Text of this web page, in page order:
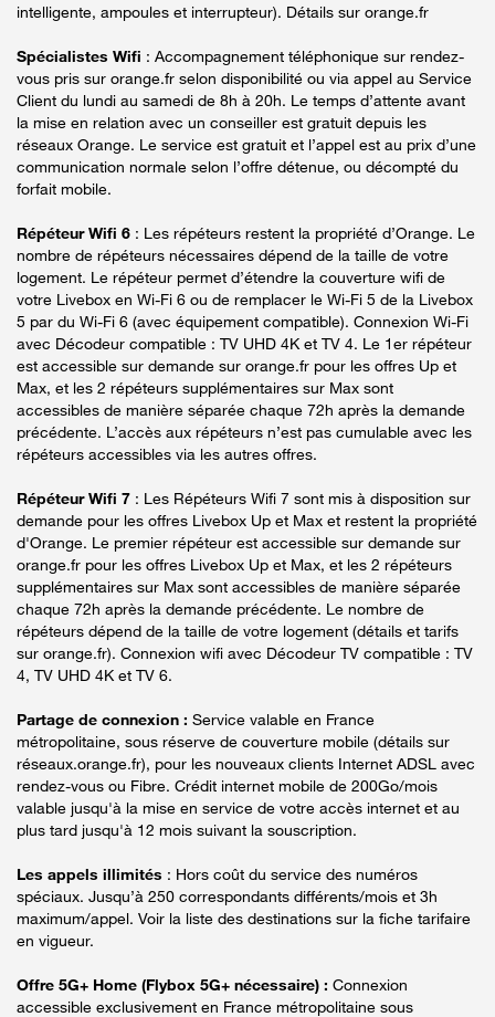
intelligente, ampoules et interrupteur). Détails sur orange.fr
Spécialistes Wifi : Accompagnement téléphonique sur rendez-
vous pris sur orange.fr selon disponibilité ou via appel au Service
Client du lundi au samedi de 8h à 20h. Le temps d’attente avant
la mise en relation avec un conseiller est gratuit depuis les
réseaux Orange. Le service est gratuit et l’appel est au prix d’une
communication normale selon l’offre détenue, ou décompté du
forfait mobile.
Répéteur Wifi 6 : Les répéteurs restent la propriété d’Orange. Le
nombre de répéteurs nécessaires dépend de la taille de votre
logement. Le répéteur permet d’étendre la couverture wifi de
votre Livebox en Wi-Fi 6 ou de remplacer le Wi-Fi 5 de la Livebox
5 par du Wi-Fi 6 (avec équipement compatible). Connexion Wi-Fi
avec Décodeur compatible : TV UHD 4K et TV 4. Le 1er répéteur
est accessible sur demande sur orange.fr pour les offres Up et
Max, et les 2 répéteurs supplémentaires sur Max sont
accessibles de manière séparée chaque 72h après la demande
précédente. L’accès aux répéteurs n’est pas cumulable avec les
répéteurs accessibles via les autres offres.
Répéteur Wifi 7 : Les Répéteurs Wifi 7 sont mis à disposition sur
demande pour les offres Livebox Up et Max et restent la propriété
d'Orange. Le premier répéteur est accessible sur demande sur
orange.fr pour les offres Livebox Up et Max, et les 2 répéteurs
supplémentaires sur Max sont accessibles de manière séparée
chaque 72h après la demande précédente. Le nombre de
répéteurs dépend de la taille de votre logement (détails et tarifs
sur orange.fr). Connexion wifi avec Décodeur TV compatible : TV
4, TV UHD 4K et TV 6.
Partage de connexion : Service valable en France
métropolitaine, sous réserve de couverture mobile (détails sur
réseaux.orange.fr), pour les nouveaux clients Internet ADSL avec
rendez-vous ou Fibre. Crédit internet mobile de 200Go/mois
valable jusqu'à la mise en service de votre accès internet et au
plus tard jusqu'à 12 mois suivant la souscription.
Les appels illimités : Hors coût du service des numéros
spéciaux. Jusqu’à 250 correspondants différents/mois et 3h
maximum/appel. Voir la liste des destinations sur la fiche tarifaire
en vigueur.
Offre 5G+ Home (Flybox 5G+ nécessaire) : Connexion
accessible exclusivement en France métropolitaine sous